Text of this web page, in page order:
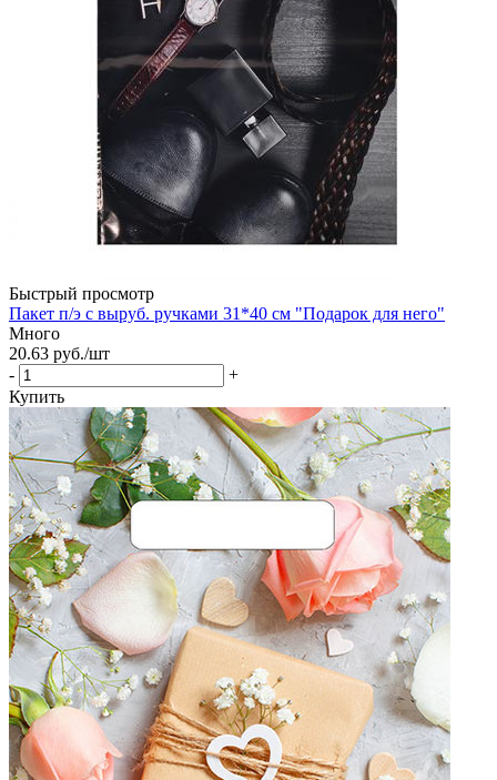
Быстрый просмотр
Пакет п/э с выруб. ручками 31*40 см "Подарок для него"
Много
20.63 руб./шт
-
+
Купить